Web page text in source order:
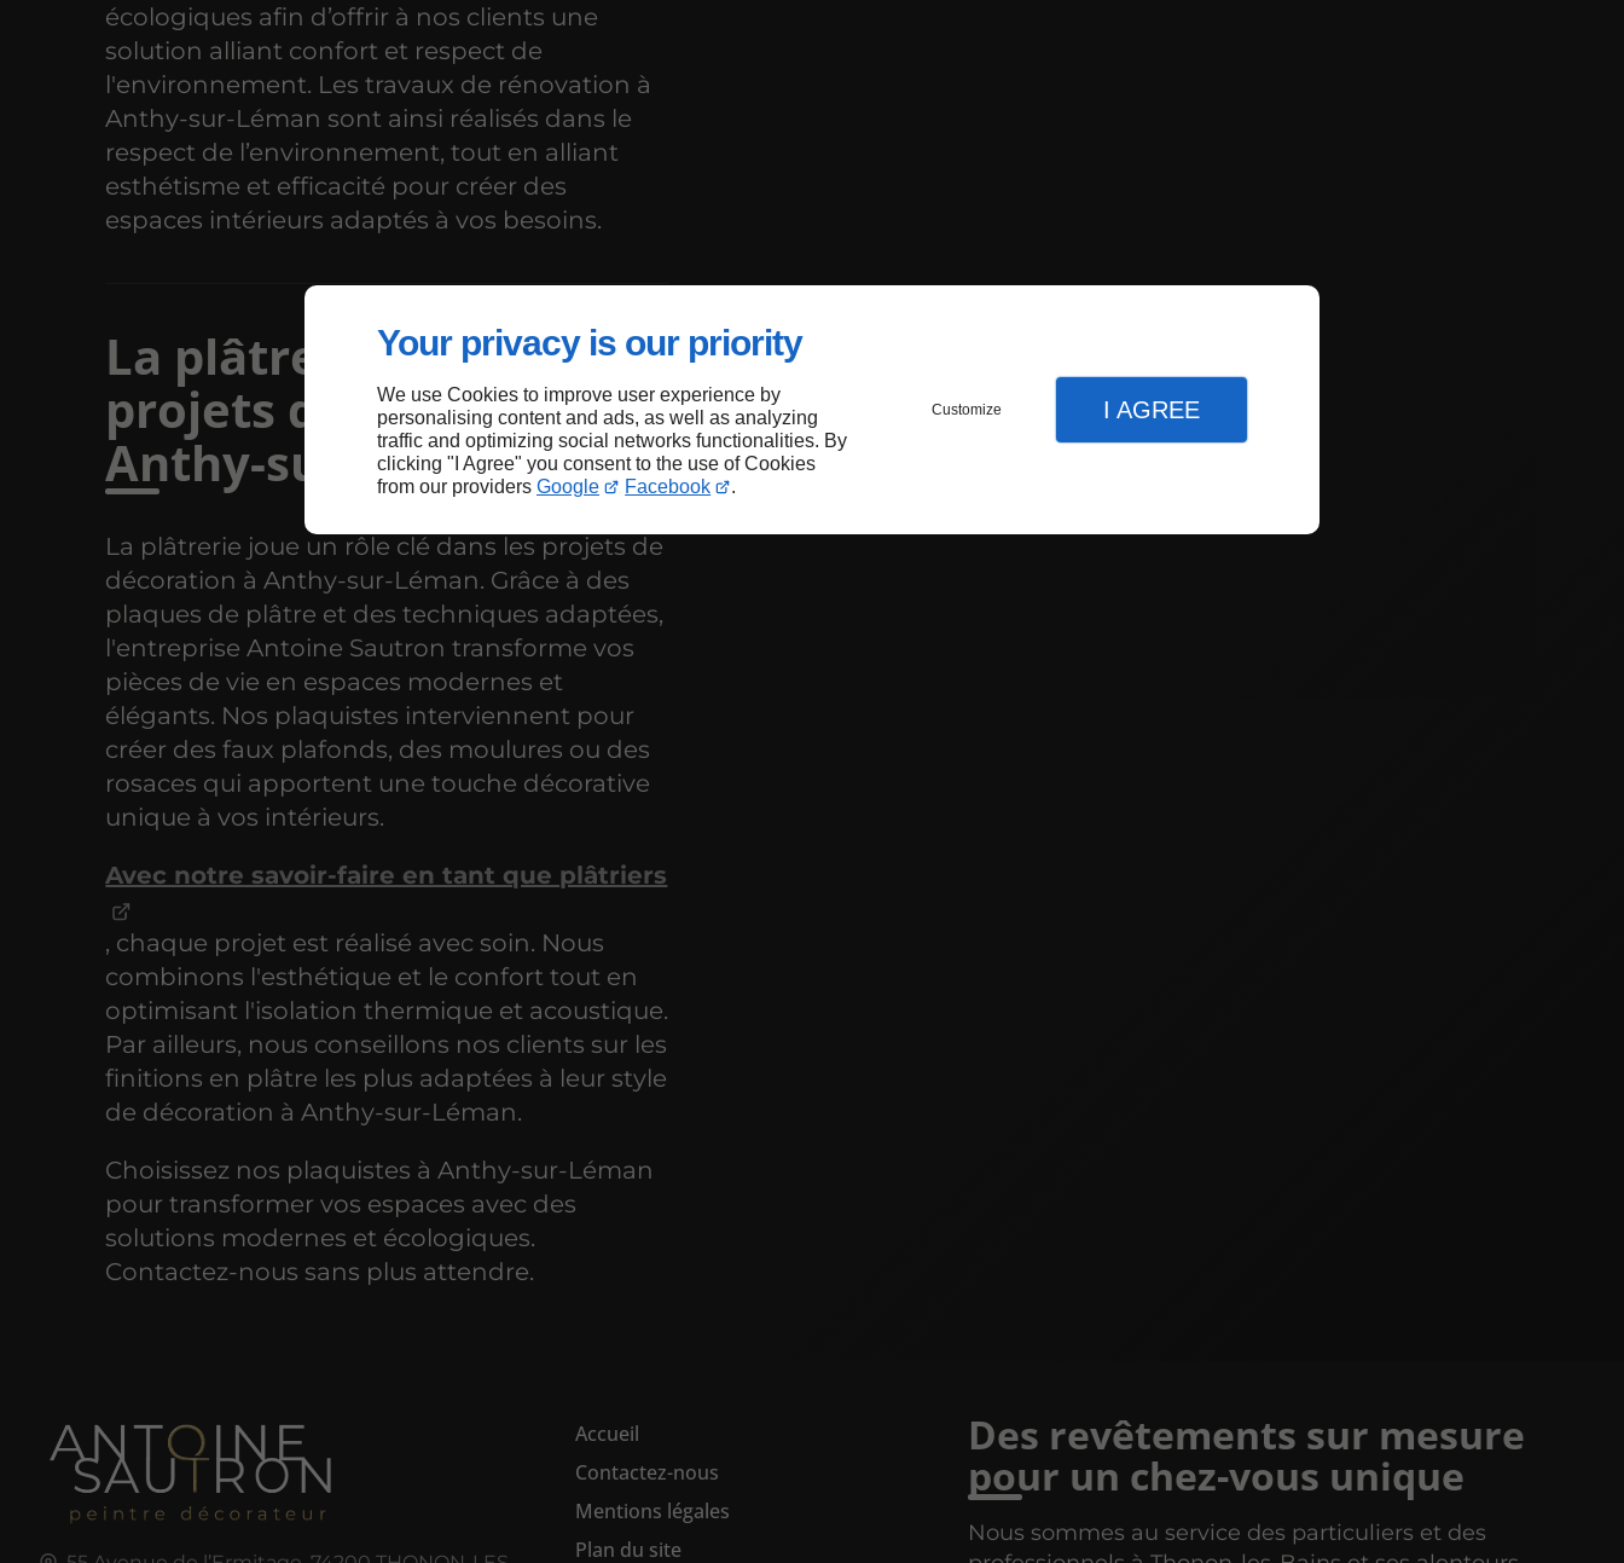
Your privacy is our priority
We use Cookies to improve user experience by
personalising content and ads, as well as analyzing
traffic and optimizing social networks functionalities. By
clicking "I Agree" you consent to the use of Cookies
from our providers Google Facebook .
Customize I AGREE
écologiques afin d’offrir à nos clients une
solution alliant confort et respect de
l'environnement. Les travaux de rénovation à
Anthy-sur-Léman sont ainsi réalisés dans le
respect de l’environnement, tout en alliant
esthétisme et efficacité pour créer des
espaces intérieurs adaptés à vos besoins.
La plâtrerie dans les
projets de décoration à
Anthy-sur-Léman
La plâtrerie joue un rôle clé dans les projets de
décoration à Anthy-sur-Léman. Grâce à des
plaques de plâtre et des techniques adaptées,
l'entreprise Antoine Sautron transforme vos
pièces de vie en espaces modernes et
élégants. Nos plaquistes interviennent pour
créer des faux plafonds, des moulures ou des
rosaces qui apportent une touche décorative
unique à vos intérieurs.
Avec notre savoir-faire en tant que plâtriers
, chaque projet est réalisé avec soin. Nous
combinons l'esthétique et le confort tout en
optimisant l'isolation thermique et acoustique.
Par ailleurs, nous conseillons nos clients sur les
finitions en plâtre les plus adaptées à leur style
de décoration à Anthy-sur-Léman.
Choisissez nos plaquistes à Anthy-sur-Léman
pour transformer vos espaces avec des
solutions modernes et écologiques.
Contactez-nous sans plus attendre.
Accueil
Contactez-nous
Mentions légales
Plan du site
Des revêtements sur mesure
pour un chez-vous unique
Nous sommes au service des particuliers et des